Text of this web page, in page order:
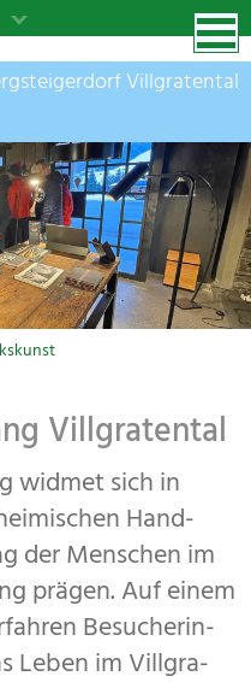
Villgratental
Villgratental
widmet sich in
Hand­
der Menschen im
prägen. Auf einem
Besu­cherin­
Leben im Vill­gra­